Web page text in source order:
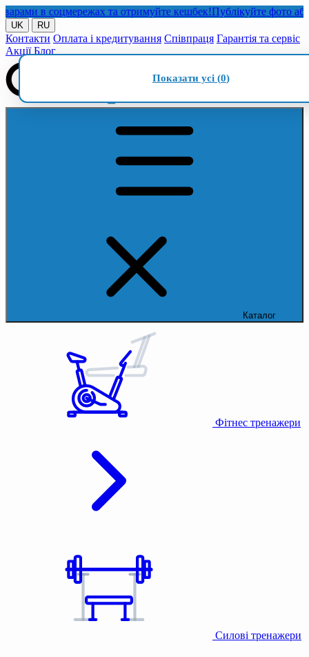
в соцмережах та отримуйте кешбек!Публікуйте фото або
UK RU
Контакти Оплата і кредитування Співпраця Гарантія та сервіс
Акції Блог
Каталог
Фітнес тренажери
Силові тренажери
Показати усі (0)